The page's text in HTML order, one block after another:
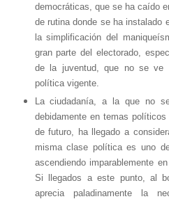
democráticas, que se ha caído
de rutina donde se ha instalado
la simplificación del
gran parte del electorado,
de la juventud, que no se ve
política vigente.
La ciudadanía, a la que no
debidamente en temas
de futuro, ha llegado a
misma clase política es uno
ascendiendo imparablemente
Si llegados a este punto, al
aprecia paladinamente la